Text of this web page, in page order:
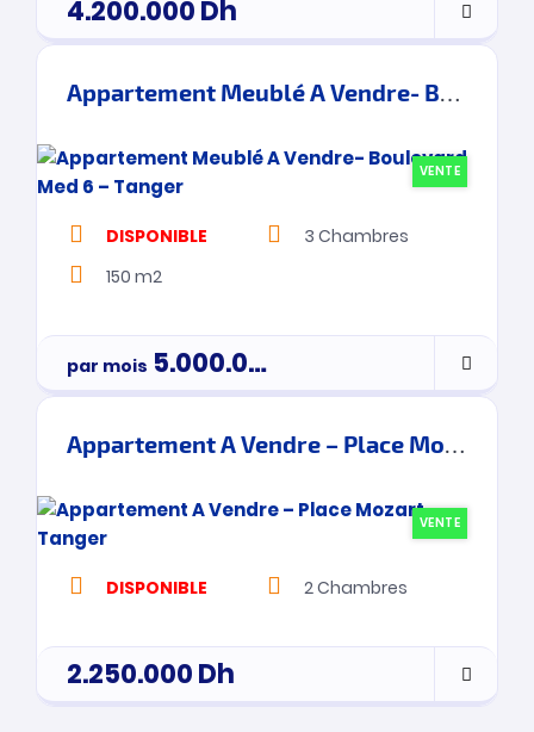
4.200.000Dh
Appartement Meublé A Vendre- Boulevard Med 6 – Tanger
VENTE
DISPONIBLE 3 Chambres
150 m2
par mois 5.000.000
Appartement A Vendre – Place Mozart – Tanger
VENTE
DISPONIBLE 2Chambres
2.250.000Dh